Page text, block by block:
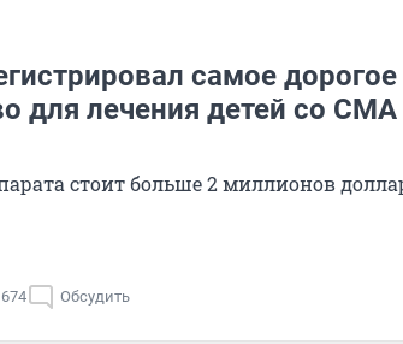
самое дорогое
для лечения детей со
стоит больше 2 миллионов
Обсудить